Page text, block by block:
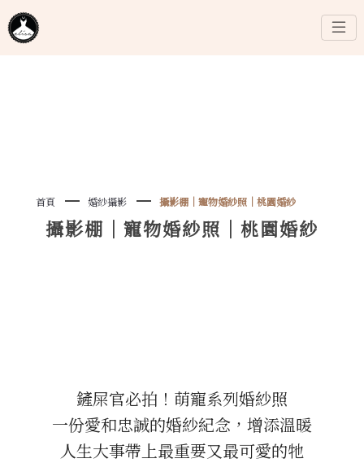
首頁 婚紗攝影 攝影棚｜寵物婚紗照｜桃園婚紗
攝影棚｜寵物婚紗照｜桃園婚紗
鏟屎官必拍！萌寵系列婚紗照
一份愛和忠誠的婚紗紀念，增添溫暖
人生大事帶上最重要又最可愛的牠